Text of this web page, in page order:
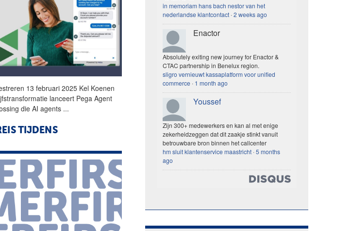
13 februari 2025 Kel Koenen
lanceert Pega Agent
dieAI agents ...
TIJDENS
in memoriam hans bach nestor van het
nederlandse klantcontact ·2 weeks ago
Enactor
Absolutely exiting new journey for Enactor &
CTAC partnership in Benelux region.
sligro vernieuwt kassaplatform voor unified
commerce · 1 month ago
Youssef
Zijn 300+ medewerkers en kan al met enige
zekerheidzeggen dat dit zaakje stinkt vanuit
betrouwbare bron binnen het callcenter
hm sluit klantenservice maastricht ·5 months
ago